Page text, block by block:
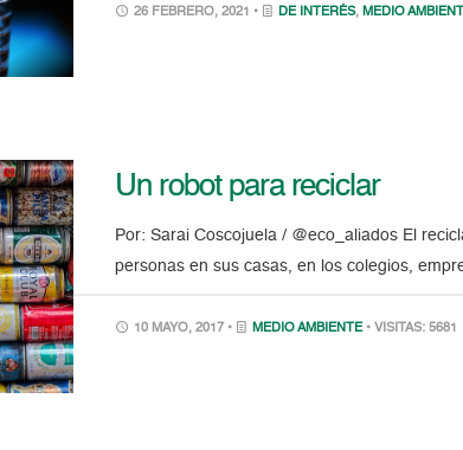
26 FEBRERO, 2021 • DE INTERÉS, MEDIO
Un robot para reciclar
Por: Sarai Coscojuela / @eco_aliados El
personas en sus casas, en los colegios,
10 MAYO, 2017 • MEDIO AMBIENTE • VISITAS: 5681